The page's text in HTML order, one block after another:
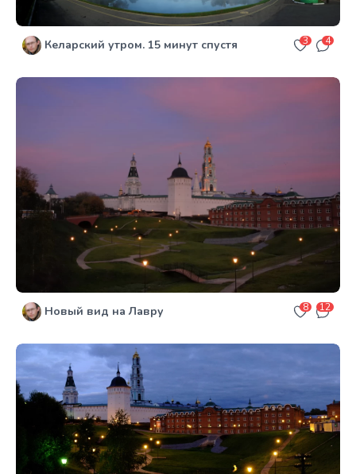
Келарский утром. 15 минут спустя 3 4
Новый вид на Лавру 8 12